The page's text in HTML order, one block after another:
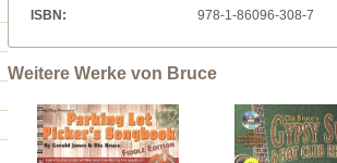
ISBN:
978-1-86096-308-7
Weitere Werke von Bruce